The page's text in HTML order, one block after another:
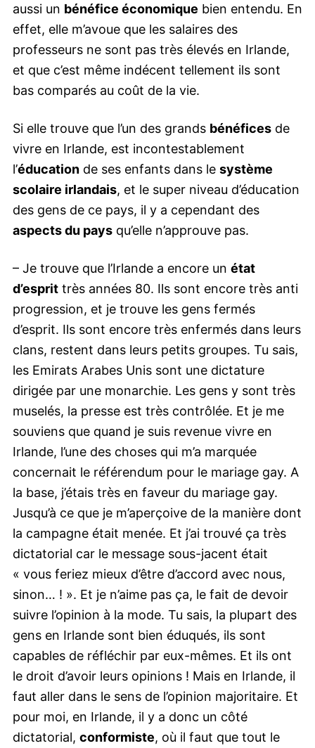
aussi un bénéfice économique bien entendu. En
effet, elle m’avoue que les salaires des
professeurs ne sont pas très élevés en Irlande,
et que c’est même indécent tellement ils sont
bas comparés au coût de la vie.
Si elle trouve que l’un des grands bénéfices de
vivre en Irlande, est incontestablement
l’éducation de ses enfants dans le système
scolaire irlandais, et le super niveau d’éducation
des gens de ce pays, il y a cependant des
aspects du pays qu’elle n’approuve pas.
– Je trouve que l’Irlande a encore un état
d’esprit très années 80. Ils sont encore très anti
progression, et je trouve les gens fermés
d’esprit. Ils sont encore très enfermés dans leurs
clans, restent dans leurs petits groupes. Tu sais,
les Emirats Arabes Unis sont une dictature
dirigée par une monarchie. Les gens y sont très
muselés, la presse est très contrôlée. Et je me
souviens que quand je suis revenue vivre en
Irlande, l’une des choses qui m’a marquée
concernait le référendum pour le mariage gay. A
la base, j’étais très en faveur du mariage gay.
Jusqu’à ce que je m’aperçoive de la manière dont
la campagne était menée. Et j’ai trouvé ça très
dictatorial car le message sous-jacent était
« vous feriez mieux d’être d’accord avec nous,
sinon… ! ». Et je n’aime pas ça, le fait de devoir
suivre l’opinion à la mode. Tu sais, la plupart des
gens en Irlande sont bien éduqués, ils sont
capables de réfléchir par eux-mêmes. Et ils ont
le droit d’avoir leurs opinions ! Mais en Irlande, il
faut aller dans le sens de l’opinion majoritaire. Et
pour moi, en Irlande, il y a donc un côté
dictatorial, conformiste, où il faut que tout le